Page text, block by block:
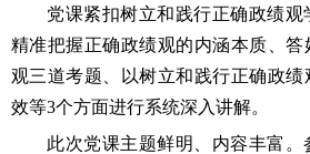
党课紧扣树立和践行正确政绩观
精准把握正确政绩观的内涵本质 、答
观三道考题
以树立和践行正确政
效等3个方面进行系统深入讲解。
此次党课主题鲜明、内容丰富。